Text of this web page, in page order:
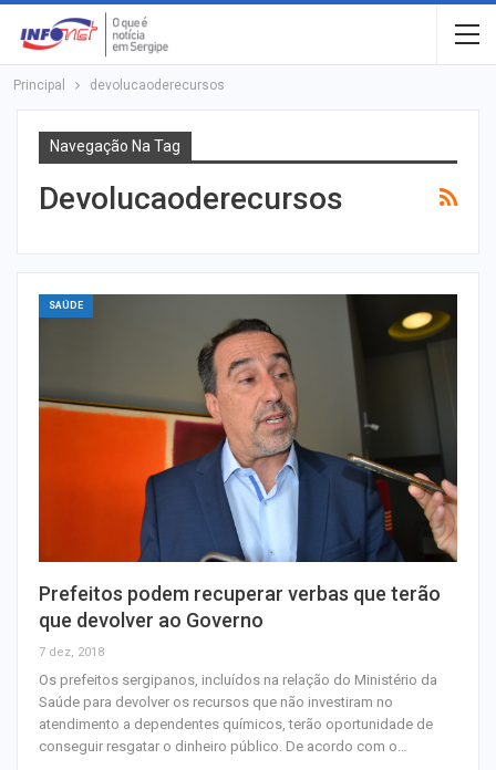
Principal devolucaoderecursos
Navegação Na Tag
Devolucaoderecursos
SAÚDE
Prefeitos podem recuperar verbas que terão
que devolver ao Governo
7 dez, 2018
Os prefeitos sergipanos, incluídos na relação do Ministério da
Saúde para devolver os recursos que não investiram no
atendimento a dependentes químicos, terão oportunidade de
conseguir resgatar o dinheiro público. De acordo com o…